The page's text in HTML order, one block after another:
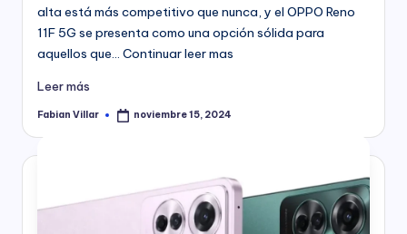
alta está más competitivo que nunca, y el OPPO Reno
11F 5G se presenta como una opción sólida para
aquellos que… Continuar leer mas
Leer más
Publicado
Fabian Villar noviembre 15, 2024